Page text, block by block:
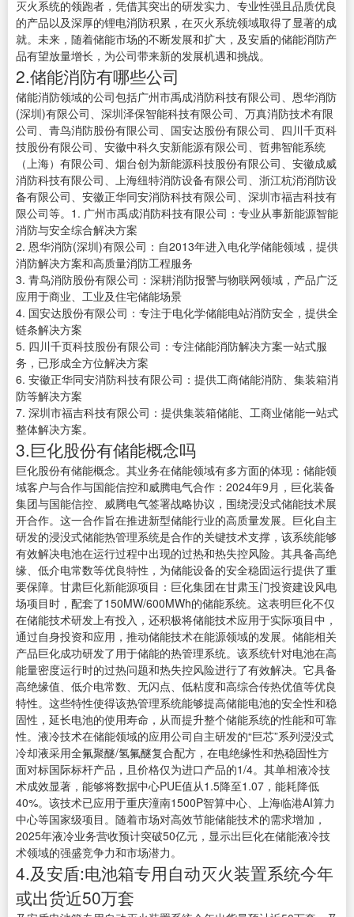
灭火系统的领跑者，凭借其突出的研发实力、专业性强且品质优良
的产品以及深厚的锂电消防积累，在灭火系统领域取得了显著的成
就。未来，随着储能市场的不断发展和扩大，及安盾的储能消防产
品有望放量增长，为公司带来新的发展机遇和挑战。
2.储能消防有哪些公司
储能消防领域的公司包括广州市禹成消防科技有限公司、恩华消防
(深圳)有限公司、深圳泽保智能科技有限公司、万真消防技术有限
公司、青鸟消防股份有限公司、国安达股份有限公司、四川千页科
技股份有限公司、安徽中科久安新能源有限公司、哲弗智能系统
（上海）有限公司、烟台创为新能源科技股份有限公司、安徽成威
消防科技有限公司、上海纽特消防设备有限公司、浙江杭消消防设
备有限公司、安徽正华同安消防科技有限公司、深圳市福吉科技有
限公司等。1. 广州市禹成消防科技有限公司：专业从事新能源智能
消防与安全综合解决方案
2. 恩华消防(深圳)有限公司：自2013年进入电化学储能领域，提供
消防解决方案和高质量消防工程服务
3. 青鸟消防股份有限公司：深耕消防报警与物联网领域，产品广泛
应用于商业、工业及住宅储能场景
4. 国安达股份有限公司：专注于电化学储能电站消防安全，提供全
链条解决方案
5. 四川千页科技股份有限公司：专注储能消防解决方案一站式服
务，已形成全方位解决方案
6. 安徽正华同安消防科技有限公司：提供工商储能消防、集装箱消
防等解决方案
7. 深圳市福吉科技有限公司：提供集装箱储能、工商业储能一站式
整体解决方案。
3.巨化股份有储能概念吗
巨化股份有储能概念。其业务在储能领域有多方面的体现：储能领
域客户与合作与国能信控和威腾电气合作：2024年9月，巨化装备
集团与国能信控、威腾电气签署战略协议，围绕浸没式储能技术展
开合作。这一合作旨在推进新型储能行业的高质量发展。巨化自主
研发的浸没式储能热管理系统是合作的关键技术支撑，该系统能够
有效解决电池在运行过程中出现的过热和热失控风险。其具备高绝
缘、低介电常数等优良特性，为储能设备的安全稳固运行提供了重
要保障。甘肃巨化新能源项目：巨化集团在甘肃玉门投资建设风电
场项目时，配套了150MW/600MWh的储能系统。这表明巨化不仅
在储能技术研发上有投入，还积极将储能技术应用于实际项目中，
通过自身投资和应用，推动储能技术在能源领域的发展。储能相关
产品巨化成功研发了用于储能的热管理系统。该系统针对电池在高
能量密度运行时的过热问题和热失控风险进行了有效解决。它具备
高绝缘值、低介电常数、无闪点、低粘度和高综合传热优值等优良
特性。这些特性使得该热管理系统能够提高储能电池的安全性和稳
固性，延长电池的使用寿命，从而提升整个储能系统的性能和可靠
性。液冷技术在储能领域的应用公司自主研发的“巨芯”系列浸没式
冷却液采用全氟聚醚/氢氟醚复合配方，在电绝缘性和热稳固性方
面对标国际标杆产品，且价格仅为进口产品的1/4。其单相液冷技
术成效显著，能够将数据中心PUE值从1.5降至1.07，能耗降低
40%。该技术已应用于重庆潼南1500P智算中心、上海临港AI算力
中心等国家级项目。随着市场对高效节能储能技术的需求增加，
2025年液冷业务营收预计突破50亿元，显示出巨化在储能液冷技
术领域的强盛竞争力和市场潜力。
4.及安盾:电池箱专用自动灭火装置系统今年
或出货近50万套